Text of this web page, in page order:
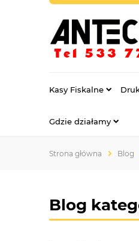
Kasy Fiskalne
Gdzie działamy
Strona główna Blog
Blog